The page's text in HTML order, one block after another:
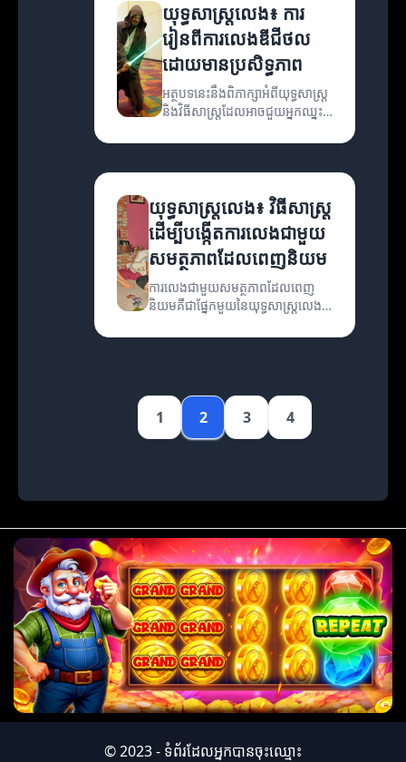
យុទ្ធសាស្ត្រលេង៖ ការ
រៀនពីការលេងឌីជីថល
ដោយមានប្រសិទ្ធភាព
អត្ថបទនេះនឹងពិភាក្សាអំពីយុទ្ធសាស្ត្រ
និងវិធីសាស្ត្រដែលអាចជួយអ្នកឈ្នះ
យុទ្ធសាស្ត្រលេង៖ វិធីសាស្ត្រ
ដើម្បីបង្កើតការលេងជាមួយ
សមត្ថភាពដែលពេញនិយម
ការលេងជាមួយសមត្ថភាពដែលពេញ
និយមគឺជាផ្នែកមួយនៃយុទ្ធសាស្ត្រលេង។
ដែលអាចកែលម្អការលេងរបស់អ្នក។
1 2 3 4
© 2023 - ទំព័រដែលអ្នកបានចុះឈ្មោះ